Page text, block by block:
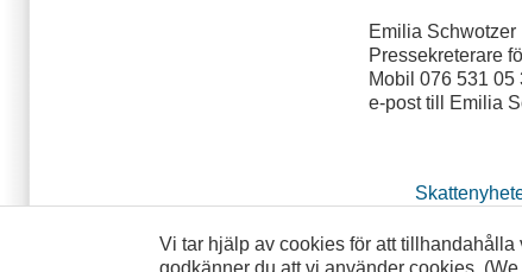
Emilia Schwotzer
Pressekreterare
Mobil 076 531 05
e-post till Emilia
Vi tar hjälp av cookies för att
godkänner du att vi använder cookies.